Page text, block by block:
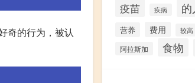
奇的行为，被认
疫苗 疾病 的
营养 费用 较高
阿拉斯加 食物